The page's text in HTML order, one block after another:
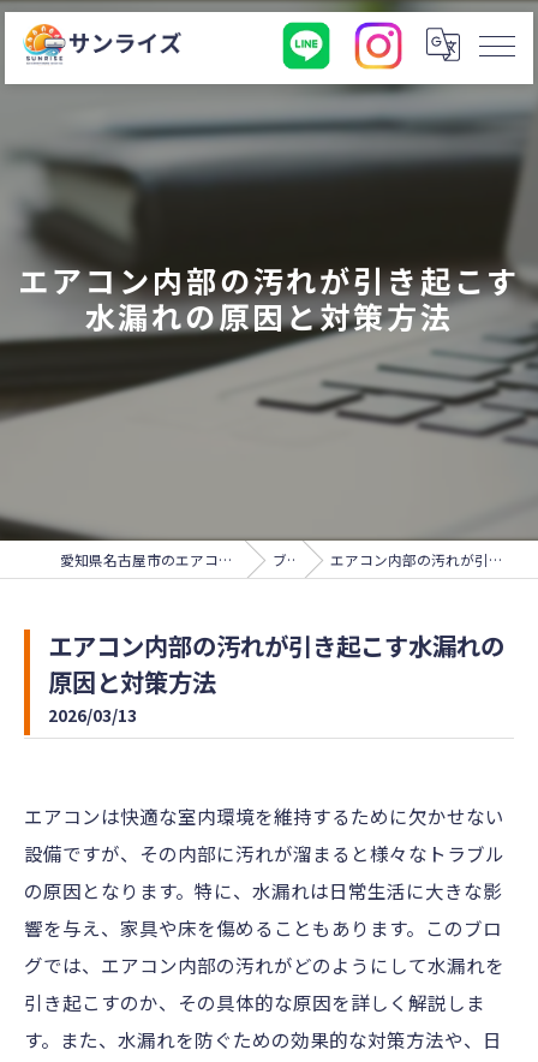
エアコン内部の汚れが引き起こす
水漏れの原因と対策方法
愛知県名古屋市のエアコンクリーニングならサンライズ ブログ エアコン内部の汚れが引き起こす水漏れの原因と対策方法
エアコン内部の汚れが引き起こす水漏れの
原因と対策方法
2026/03/13
エアコンは快適な室内環境を維持するために欠かせない
設備ですが、その内部に汚れが溜まると様々なトラブル
の原因となります。特に、水漏れは日常生活に大きな影
響を与え、家具や床を傷めることもあります。このブロ
グでは、エアコン内部の汚れがどのようにして水漏れを
引き起こすのか、その具体的な原因を詳しく解説しま
す。また、水漏れを防ぐための効果的な対策方法や、日